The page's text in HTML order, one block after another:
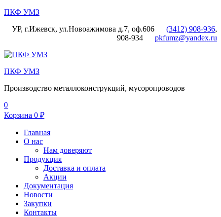
ПКФ УМЗ
УР, г.Ижевск, ул.Новоажимова д.7, оф.606
(3412) 908-936,
908-934
pkfumz@yandex.ru
Меню
ПКФ УМЗ
Производство металлоконструкций, мусоропроводов
0
Корзина 0 ₽
Главная
О нас
Нам доверяют
Продукция
Доставка и оплата
Акции
Документация
Новости
Закупки
Контакты